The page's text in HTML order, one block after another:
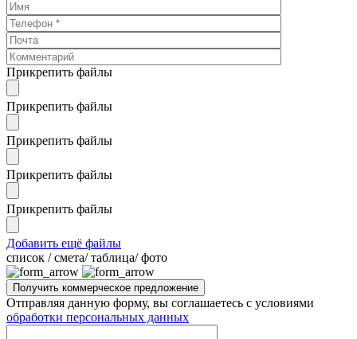
Прикрепить файлы
Прикрепить файлы
Прикрепить файлы
Прикрепить файлы
Прикрепить файлы
Добавить ещё файлы
cписок / смета/ таблица/ фото
Отправляя данную форму, вы соглашаетесь с условиями
обработки персональных данных